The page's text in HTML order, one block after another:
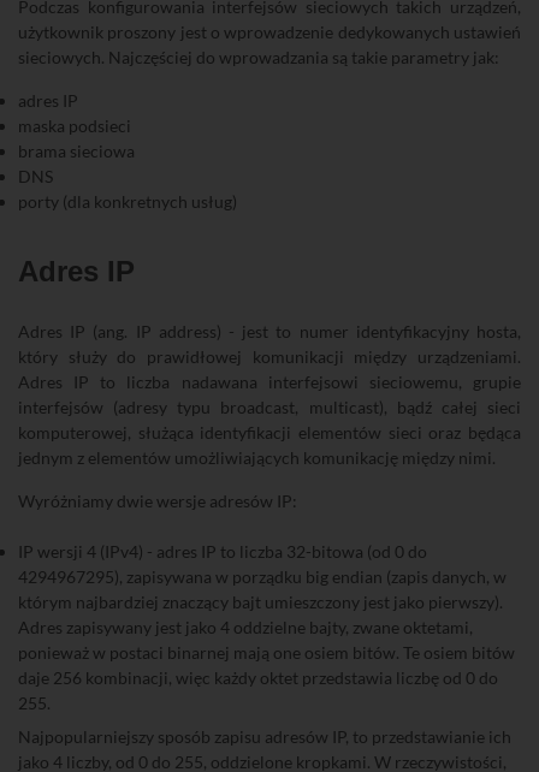
Podczas konfigurowania interfejsów sieciowych takich urządzeń,
użytkownik proszony jest o wprowadzenie dedykowanych ustawień
sieciowych. Najczęściej do wprowadzania są takie parametry jak:
adres IP
maska podsieci
brama sieciowa
DNS
porty (dla konkretnych usług)
Adres IP
Adres IP (ang. IP address) - jest to numer identyfikacyjny hosta,
który służy do prawidłowej komunikacji między urządzeniami.
Adres IP to liczba nadawana interfejsowi sieciowemu, grupie
interfejsów (adresy typu broadcast, multicast), bądź całej sieci
komputerowej, służąca identyfikacji elementów sieci oraz będąca
jednym z elementów umożliwiających komunikację między nimi.
Wyróżniamy dwie wersje adresów IP:
IP wersji 4 (IPv4) - adres IP to liczba 32-bitowa (od 0 do
4294967295), zapisywana w porządku big endian (zapis danych, w
którym najbardziej znaczący bajt umieszczony jest jako pierwszy).
Adres zapisywany jest jako 4 oddzielne bajty, zwane oktetami,
ponieważ w postaci binarnej mają one osiem bitów. Te osiem bitów
daje 256 kombinacji, więc każdy oktet przedstawia liczbę od 0 do
255.
Najpopularniejszy sposób zapisu adresów IP, to przedstawianie ich
jako 4 liczby, od 0 do 255, oddzielone kropkami. W rzeczywistości,